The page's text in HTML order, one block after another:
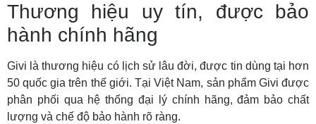
Thương hiệu uy tín, được bảo
hành chính hãng
Givi là thương hiệu có lịch sử lâu đời, được tin dùng tại hơn
50 quốc gia trên thế giới. Tại Việt Nam, sản phẩm Givi được
phân phối qua hệ thống đại lý chính hãng, đảm bảo chất
lượng và chế độ bảo hành rõ ràng.